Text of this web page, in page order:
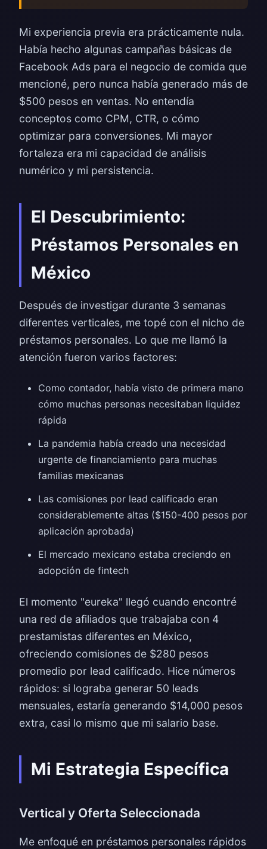
Mi experiencia previa era prácticamente nula.
Había hecho algunas campañas básicas de
Facebook Ads para el negocio de comida que
mencioné, pero nunca había generado más de
$500 pesos en ventas. No entendía
conceptos como CPM, CTR, o cómo
optimizar para conversiones. Mi mayor
fortaleza era mi capacidad de análisis
numérico y mi persistencia.
El Descubrimiento:
Préstamos Personales en
México
Después de investigar durante 3 semanas
diferentes verticales, me topé con el nicho de
préstamos personales. Lo que me llamó la
atención fueron varios factores:
Como contador, había visto de primera mano
cómo muchas personas necesitaban liquidez
rápida
La pandemia había creado una necesidad
urgente de financiamiento para muchas
familias mexicanas
Las comisiones por lead calificado eran
considerablemente altas ($150-400 pesos por
aplicación aprobada)
El mercado mexicano estaba creciendo en
adopción de fintech
El momento "eureka" llegó cuando encontré
una red de afiliados que trabajaba con 4
prestamistas diferentes en México,
ofreciendo comisiones de $280 pesos
promedio por lead calificado. Hice números
rápidos: si lograba generar 50 leads
mensuales, estaría generando $14,000 pesos
extra, casi lo mismo que mi salario base.
Mi Estrategia Específica
Vertical y Oferta Seleccionada
Me enfoqué en préstamos personales rápidos